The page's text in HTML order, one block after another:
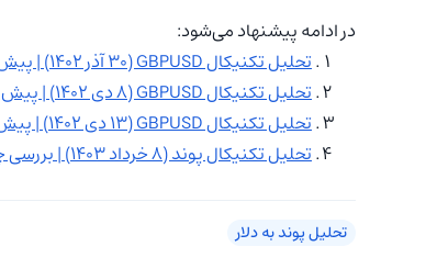
در ادامه پیشنهاد می‌شود:
تحلیل تکنیکال GBPUSD (۳۰ آذر ۱۴۰۲) | پیش بینی روند قیمت پوند
تحلیل تکنیکال GBPUSD (۸ دی ۱۴۰۲) | پیش بینی روند قیمت پوند
تحلیل تکنیکال GBPUSD (۱۳ دی ۱۴۰۲) | پیش بینی روند قیمت پوند
تحلیل تکنیکال پوند (۸ خرداد ۱۴۰۳) | بررسی چارت GBPUSD
تحلیل پوند به دلار